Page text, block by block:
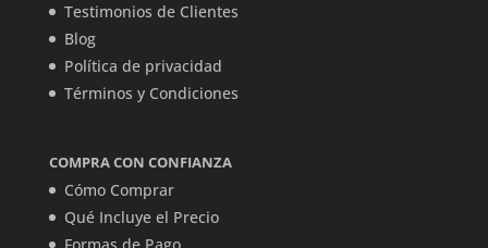
Testimonios de Clientes
Blog
Política de privacidad
Términos y Condiciones
COMPRA CON CONFIANZA
Cómo Comprar
Qué Incluye el Precio